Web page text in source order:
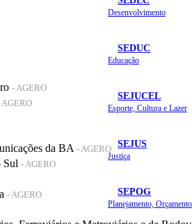
Desenvolvimento
SEDUC
Educação
SEJUCEL
Esporte, Cultura e Lazer
SEJUS
Justiça
SEPOG
- AGERO
AGERO
da BA - AGERO
Sul - AGERO
- AGERO